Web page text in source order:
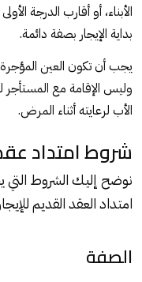
الأبناء، أو أقارب الدرجة
بداية الإيجار بصفة دائمة.
يجب أن تكون العين
وليس الإقامة مع
الأب لرعايته أثناء المرض.
شروط امتداد عقد
نوضح إليك الشروط التي
امتداد العقد القديم
الصفة